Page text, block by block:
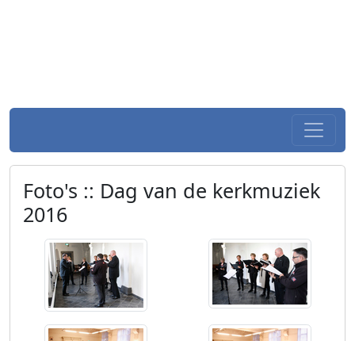
Foto's :: Dag van de kerkmuziek
2016